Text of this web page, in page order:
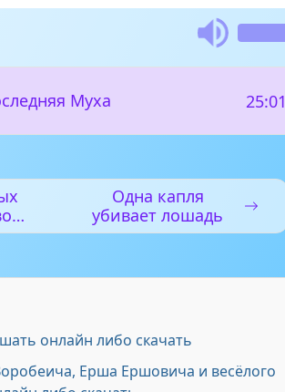
Муха 25:01
Одна капля
убивает лошадь
онлайн либо скачать
Ерша Ершовича и весёлого